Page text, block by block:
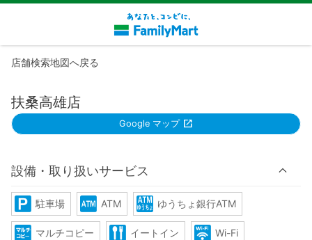
店舗検索地図へ戻る
扶桑高雄店
Google マップ
設備・取り扱いサービス
駐車場 ATM ゆうちょ銀行ATM
マルチコピー イートイン Wi-Fi